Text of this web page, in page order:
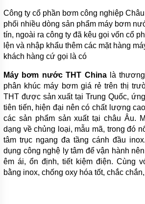
CHÂN
KHÔNG
MÁY
BƠM
LY
TÂM
ĐỨNG
BƠM
LY TÂM
TRỤC
NGANG
ĐẦU
GANG
BƠM
LY TÂM
TRỤC
NGANG
Công ty cổ phần bơm công nghiệp
phối nhiều dòng sản phẩm máy bơm
tín, ngoài ra công ty đã kêu gọi vốn cổ
lện và nhập khẩu thêm các mặt hàng
khách hàng cứ gọi là có
Máy bơm nước THT Chinalà thương
phân khúc máy bơm giá rẻ trên thị
THT được sản xuất tại Trung Quốc,
tiên tiến, hiện đại nên có chất lượng
các sản phẩm sản xuất tại châu Âu.
dạng về chủng loại, mẫu mã, trong đó
tâm trục ngang đa tầng cánh đầu
dụng công nghệ ly tâm để vận hành
êm ái, ổn định, tiết kiệm điện. Cùng
bằng inox, chống oxy hóa tốt, chắc